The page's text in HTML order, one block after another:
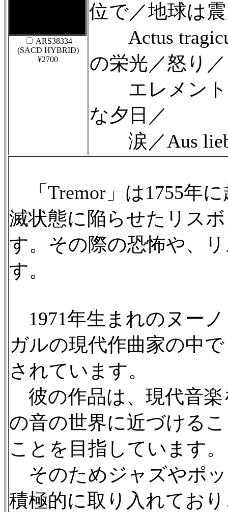
ARS38334
(SACD HYBRID)
¥2700
位で／地球は
Actus
の栄光／怒り／
エレメント
な夕日／
涙／Aus
「Tremor」は1755年
滅状態に陥らせたリス
す。その際の恐怖や、
す。
1971年生まれのヌー
ガルの現代作曲家の中
されています。
彼の作品は、現代音楽
の音の世界に近づける
ことを目指しています。
そのためジャズやポ
積極的に取り入れてお